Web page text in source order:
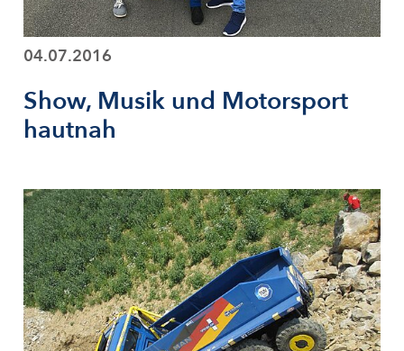
04.07.2016
Show, Musik und Motorsport
hautnah